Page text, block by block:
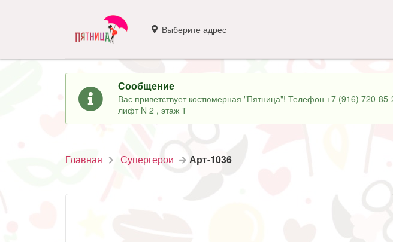
Выберите адрес
Сообщение
Вас приветствует костюмерная "Пятница"! Телефон +7 (916) 720-
лифт N 2 , этаж Т
Главная Супергерои Арт-1036